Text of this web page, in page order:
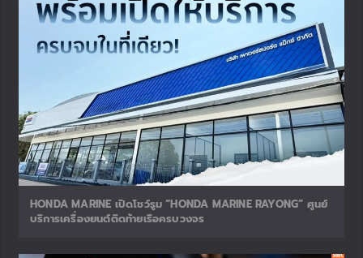
HONDA MARINE เปิดโชว์รูม “HONDA MARINE RAYONG” ศูนย์
บริการเครื่องยนต์ติดท้ายเรือครบวงจร